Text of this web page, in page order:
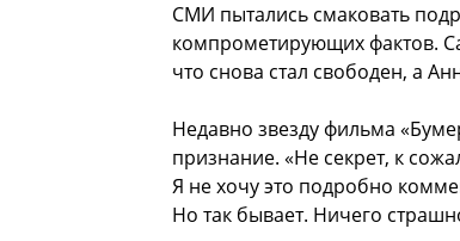
СМИ пытались смаковать
компрометирующих фактов.
что снова стал свободен, а
Недавно звезду фильма
признание. «Не секрет, к
Я не хочу это подробно
Но так бывает. Ничего